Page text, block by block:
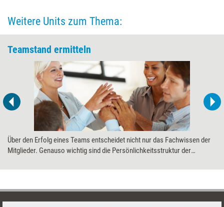
Weitere Units zum Thema:
Teamstand ermitteln
Über den Erfolg eines Teams entscheidet nicht nur das Fachwissen der
Mitglieder. Genauso wichtig sind die Persönlichkeitsstruktur der